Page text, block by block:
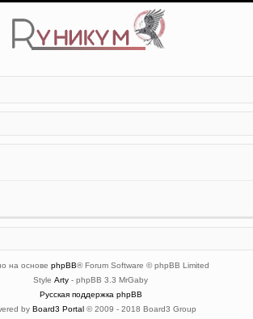
на основе phpBB® Forum Software © phpBB Limited
Style Arty - phpBB 3.3 MrGaby
Русская поддержка phpBB
by Board3 Portal© 2009 - 2018 Board3 Group